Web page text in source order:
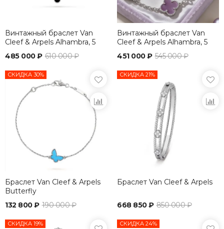
Винтажный браслет Van
Cleef & Arpels Alhambra, 5
485 000 ₽ 610 000 ₽
Винтажный браслет Van
Cleef & Arpels Alhambra, 5
451 000 ₽ 545 000 ₽
СКИДКА 30%
Браслет Van Cleef & Arpels
Butterfly
132 800 ₽ 190 000 ₽
СКИДКА 21%
Браслет Van Cleef & Arpels
668 850 ₽ 850 000 ₽
СКИДКА 19% СКИДКА 24%